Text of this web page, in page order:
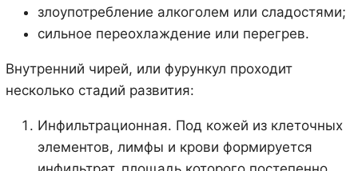
злоупотребление алкоголем или сладостями;
сильное переохлаждение или перегрев.
Внутренний чирей, или фурункул проходит
несколько стадий развития:
Инфильтрационная. Под кожей из клеточных
элементов, лимфы и крови формируется